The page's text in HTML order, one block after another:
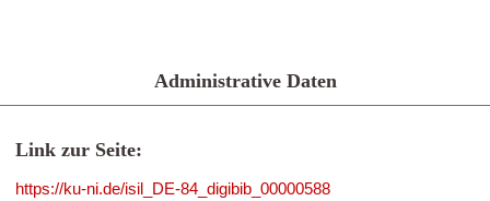
Administrative Daten
Link zur Seite:
https://ku-ni.de/isil_DE-84_digibib_00000588